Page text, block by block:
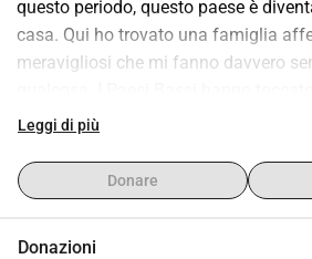
questo periodo, questo paese è
casa. Qui ho trovato una famiglia
meravigliosi che mi fanno davvero
continuare a costruire il mio futuro
neerlandese fluentemente e
le persone e la cultura che mi
Leggi di più
Donare
Donazioni